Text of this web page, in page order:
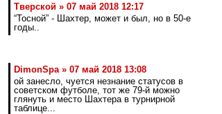
Тверской » 07 май 2018 12:17
“Тосной” - Шахтер, может и был, но в 50-е
годы..
DimonSpa » 07 май 2018 13:08
ой занесло, чуется незнание статусов в
советском футболе, тот же 79-й можно
глянуть и место Шахтера в турнирной
таблице...